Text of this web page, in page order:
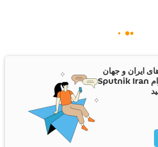
ایران و جهان
را از صفحه تلگرام Sputnik Iran